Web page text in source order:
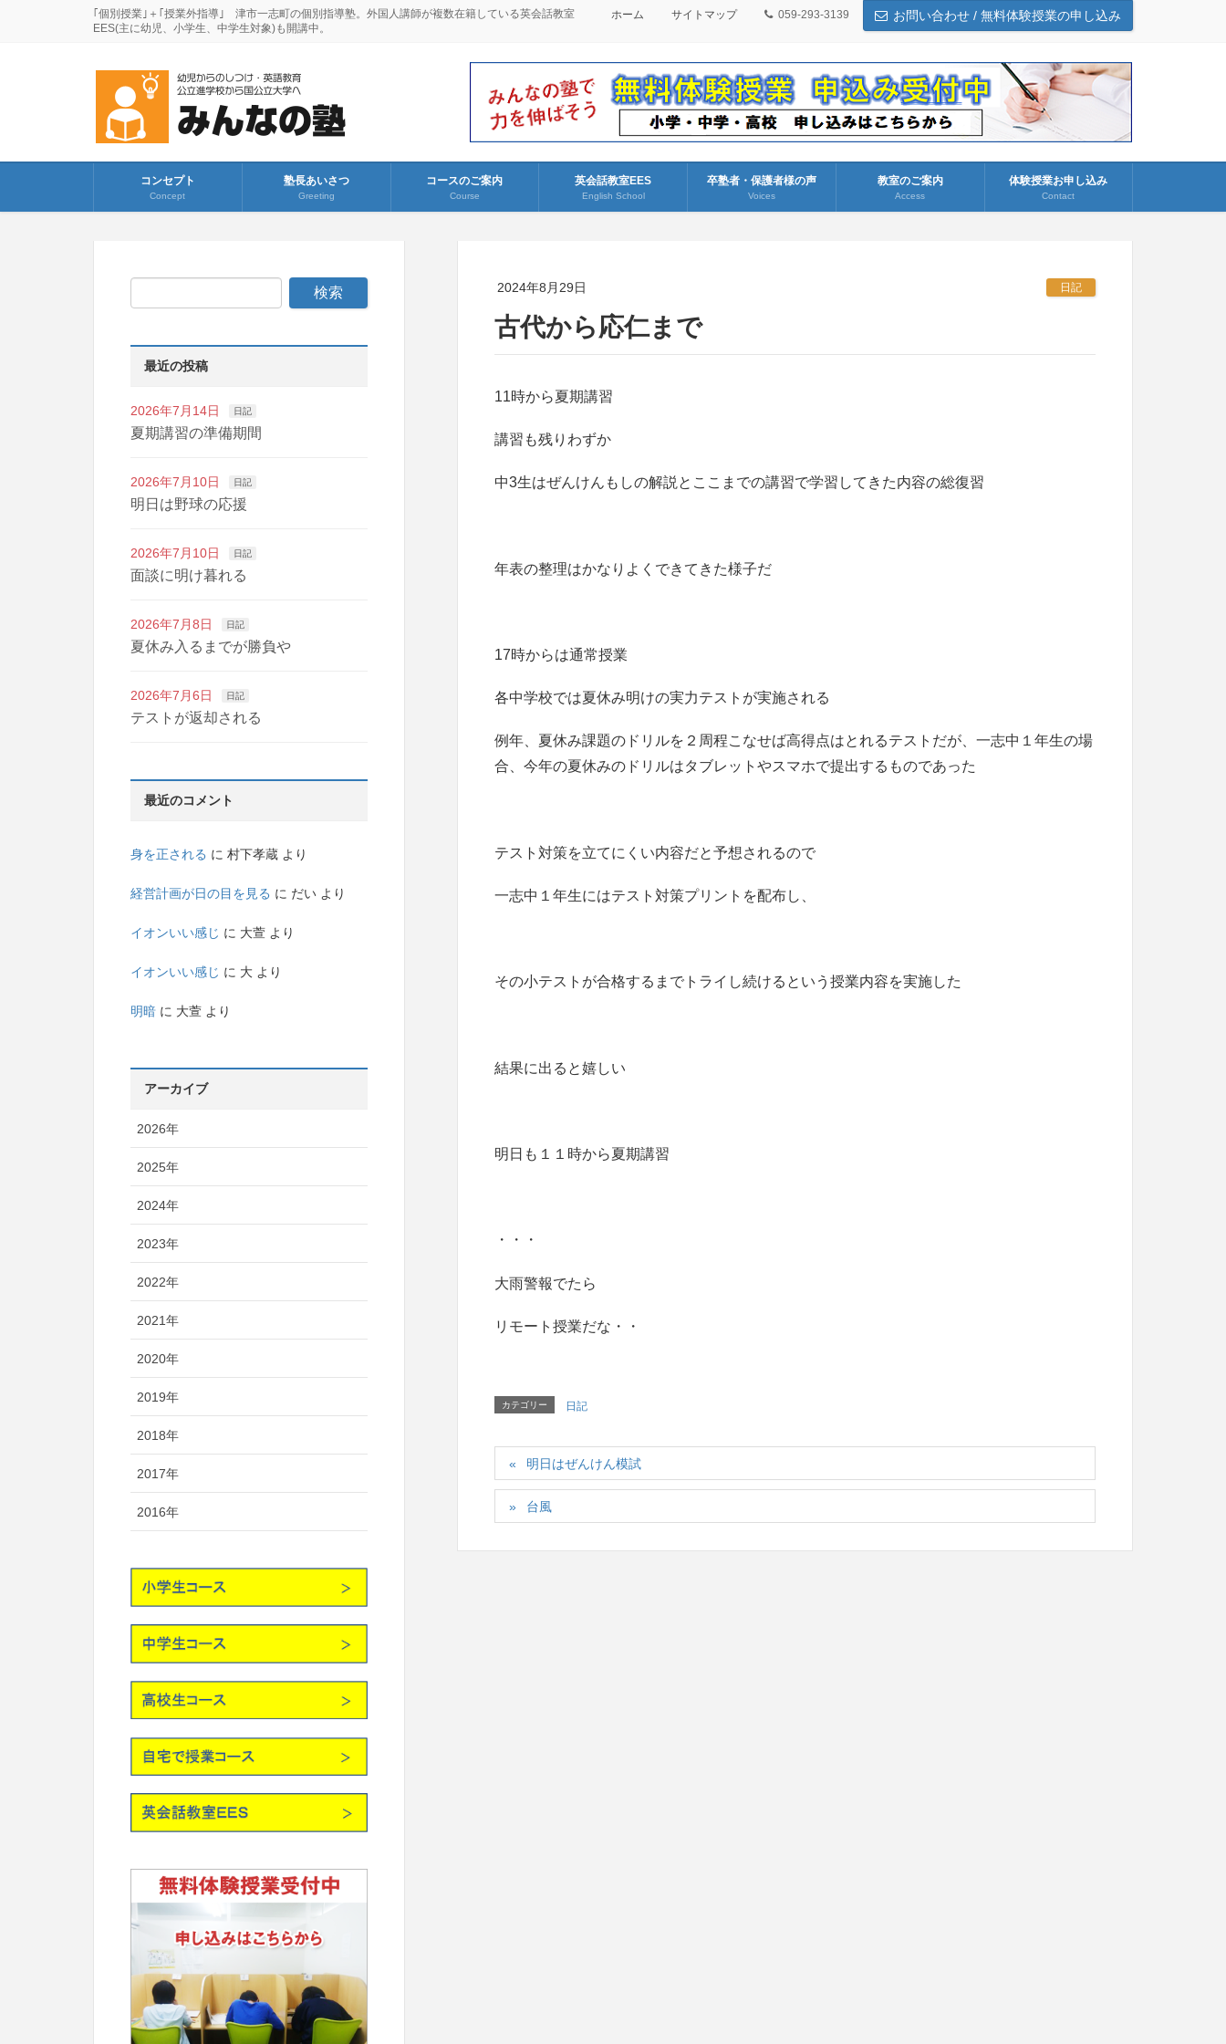
｢個別授業｣＋｢授業外指導｣ 津市一志町の個別指導塾。外国人講師が複数在籍している英会話教室
EES(主に幼児、小学生、中学生対象)も開講中。
ホーム サイトマップ 059-293-3139 お問い合わせ / 無料体験授業の申し込み
コンセプト
Concept
塾長あいさつ
Greeting
コースのご案内
Course
英会話教室EES
English School
卒塾者・保護者様の声
Voices
教室のご案内
Access
体験授業お申し込み
Contact
2024年8月29日 日記
古代から応仁まで
11時から夏期講習
講習も残りわずか
中3生はぜんけんもしの解説とここまでの講習で学習してきた内容の総復習
年表の整理はかなりよくできてきた様子だ
17時からは通常授業
各中学校では夏休み明けの実力テストが実施される
例年、夏休み課題のドリルを２周程こなせば高得点はとれるテストだが、一志中１年生の場
合、今年の夏休みのドリルはタブレットやスマホで提出するものであった
テスト対策を立てにくい内容だと予想されるので
一志中１年生にはテスト対策プリントを配布し、
その小テストが合格するまでトライし続けるという授業内容を実施した
結果に出ると嬉しい
明日も１１時から夏期講習
・・・
大雨警報でたら
リモート授業だな・・
カテゴリー 日記
明日はぜんけん模試
台風
最近の投稿
2026年7月14日 日記
夏期講習の準備期間
2026年7月10日 日記
明日は野球の応援
2026年7月10日 日記
面談に明け暮れる
2026年7月8日 日記
夏休み入るまでが勝負や
2026年7月6日 日記
テストが返却される
最近のコメント
身を正される に 村下孝蔵 より
経営計画が日の目を見る に だい より
イオンいい感じ に 大萱 より
イオンいい感じ に 大 より
明暗 に 大萱 より
アーカイブ
2026年
2025年
2024年
2023年
2022年
2021年
2020年
2019年
2018年
2017年
2016年